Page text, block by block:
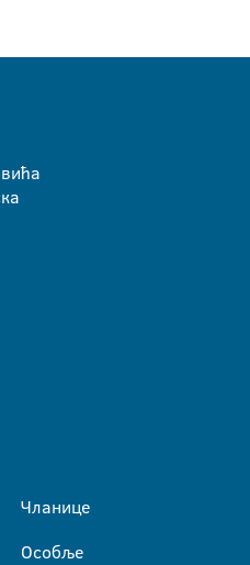
Чланице
Особље